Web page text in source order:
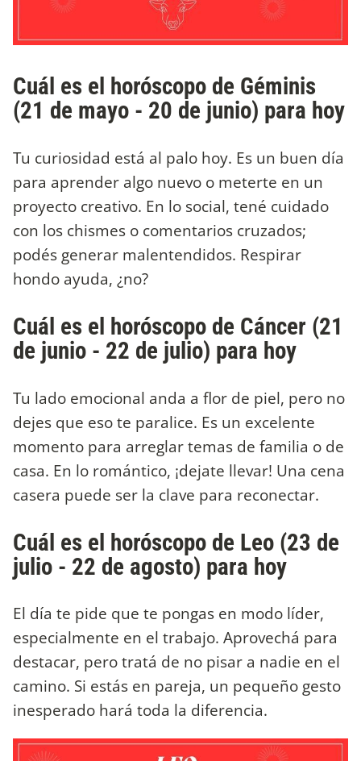
Cuál es el horóscopo de Géminis
(21 de mayo - 20 de junio) para hoy
Tu curiosidad está al palo hoy. Es un buen día
para aprender algo nuevo o meterte en un
proyecto creativo. En lo social, tené cuidado
con los chismes o comentarios cruzados;
podés generar malentendidos. Respirar
hondo ayuda, ¿no?
Cuál es el horóscopo de Cáncer (21
de junio - 22 de julio) para hoy
Tu lado emocional anda a flor de piel, pero no
dejes que eso te paralice. Es un excelente
momento para arreglar temas de familia o de
casa. En lo romántico, ¡dejate llevar! Una cena
casera puede ser la clave para reconectar.
Cuál es el horóscopo de Leo (23 de
julio - 22 de agosto) para hoy
El día te pide que te pongas en modo líder,
especialmente en el trabajo. Aprovechá para
destacar, pero tratá de no pisar a nadie en el
camino. Si estás en pareja, un pequeño gesto
inesperado hará toda la diferencia.